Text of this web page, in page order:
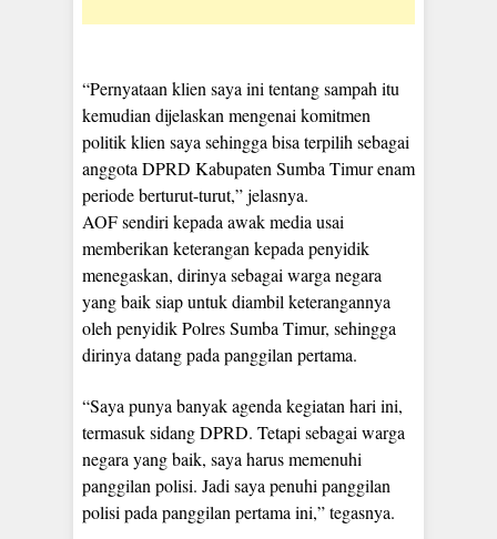
“Pernyataan klien saya ini tentang sampah itu
kemudian dijelaskan mengenai komitmen
politik klien saya sehingga bisa terpilih sebagai
anggota DPRD Kabupaten Sumba Timur enam
periode berturut-turut,” jelasnya.
AOF sendiri kepada awak media usai
memberikan keterangan kepada penyidik
menegaskan, dirinya sebagai warga negara
yang baik siap untuk diambil keterangannya
oleh penyidik Polres Sumba Timur, sehingga
dirinya datang pada panggilan pertama.
“Saya punya banyak agenda kegiatan hari ini,
termasuk sidang DPRD. Tetapi sebagai warga
negara yang baik, saya harus memenuhi
panggilan polisi. Jadi saya penuhi panggilan
polisi pada panggilan pertama ini,” tegasnya.